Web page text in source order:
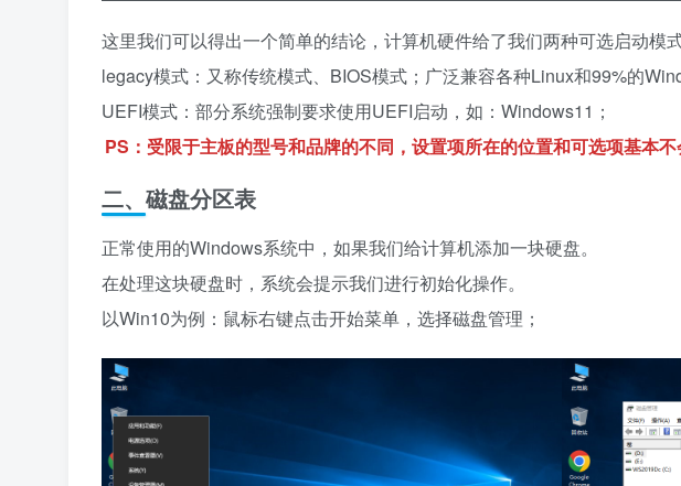
这里我们可以得出一个简单的结论，计算机硬件给了我们两种可选启动模
legacy模式：又称传统模式、BIOS模式；广泛兼容各种Linux和99%的
UEFI模式：部分系统强制要求使用UEFI启动，如：Windows11；
PS：受限于主板的型号和品牌的不同，设置项所在的位置和可选项基本不
二、磁盘分区表
正常使用的Windows系统中，如果我们给计算机添加一块硬盘。
在处理这块硬盘时，系统会提示我们进行初始化操作。
以Win10为例：鼠标右键点击开始菜单，选择磁盘管理；